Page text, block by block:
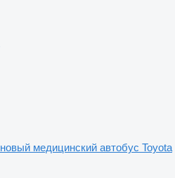
новый медицинский автобус Toyota